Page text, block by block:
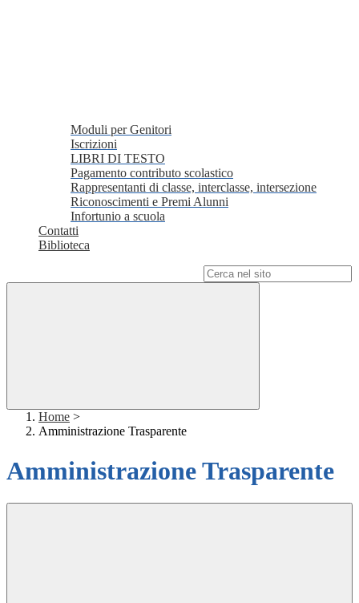
Moduli per Genitori
Iscrizioni
LIBRI DI TESTO
Pagamento contributo scolastico
Rappresentanti di classe, interclasse, intersezione
Riconoscimenti e Premi Alunni
Infortunio a scuola
Contatti
Biblioteca
Home >
Amministrazione Trasparente
Amministrazione Trasparente